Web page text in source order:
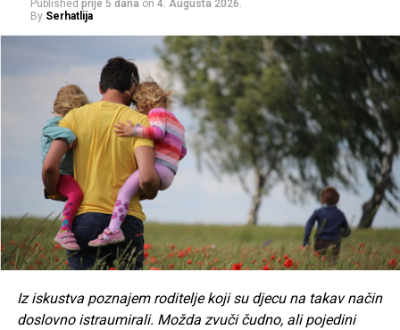
Tweet Share
Mail
POVEZANE TEME: HAAG RATKO MLADIĆ
RATNI ZLOČINAC
ZATVOR
UP NEXT
VIDEO Razoran zemljotres jačine 8,7 stepeni pogodio
Rusiju: Izdato upozorenje za Japan i Ameriku
DON'T MISS
Radikalni ministar Smotrich želi aneksiju Gaze: To je
integralni dio Izraela
Published prije 5 dana on 4. Augusta 2026.
By Serhatlija
Iz iskustva poznajem roditelje koji su djecu na takav način
doslovno istraumirali. Možda zvuči čudno, ali pojedini